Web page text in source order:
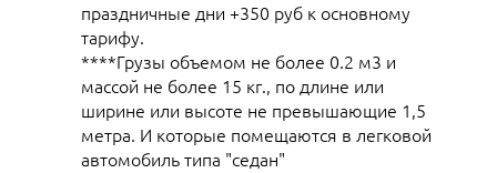
праздничные дни +350 руб к основному
тарифу.
****Грузы объемом не более 0.2 м3 и
массой не более 15 кг., по длине или
ширине или высоте не превышающие 1,5
метра. И которые помещаются в легковой
автомобиль типа "седан"